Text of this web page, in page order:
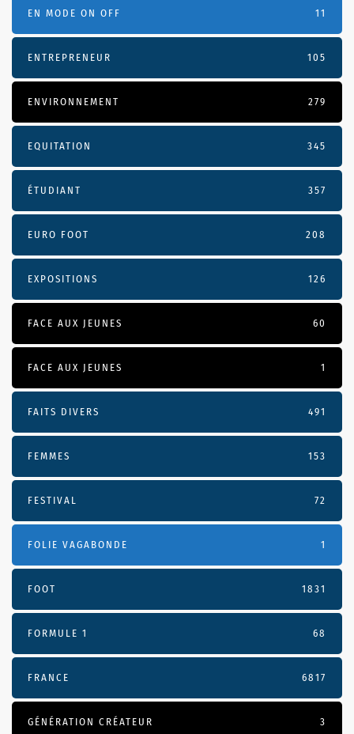
EN MODE ON OFF 11
ENTREPRENEUR 105
ENVIRONNEMENT 279
EQUITATION 345
ÉTUDIANT 357
EURO FOOT 208
EXPOSITIONS 126
FACE AUX JEUNES 60
FACE AUX JEUNES 1
FAITS DIVERS 491
FEMMES 153
FESTIVAL 72
FOLIE VAGABONDE 1
FOOT 1831
FORMULE 1 68
FRANCE 6817
GÉNÉRATION CRÉATEUR 3